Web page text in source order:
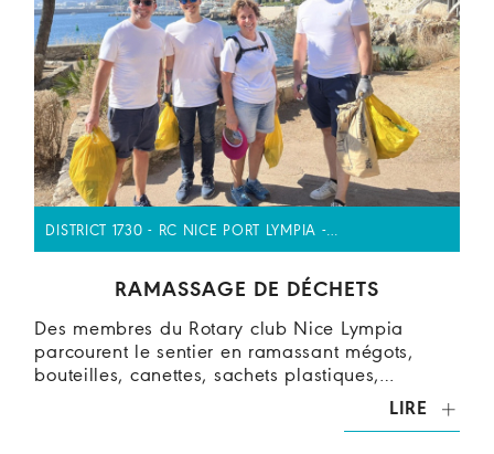
DISTRICT 1730 - RC NICE PORT LYMPIA -…
RAMASSAGE DE DÉCHETS
Des membres du Rotary club Nice Lympia
parcourent le sentier en ramassant mégots,
bouteilles, canettes, sachets plastiques,…
LIRE